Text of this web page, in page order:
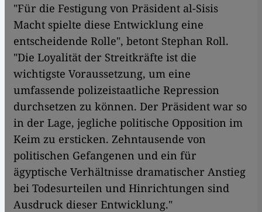
"Für die Festigung von Präsident al-Sisis
Macht spielte diese Entwicklung eine
entscheidende Rolle", betont Stephan Roll.
"Die Loyalität der Streitkräfte ist die
wichtigste Voraussetzung, um eine
umfassende polizeistaatliche Repression
durchsetzen zu können. Der Präsident war so
in der Lage, jegliche politische Opposition im
Keim zu ersticken. Zehntausende von
politischen Gefangenen und ein für
ägyptische Ver­hältnisse dramatischer Anstieg
bei Todesurteilen und Hinrichtungen sind
Ausdruck dieser Entwicklung."